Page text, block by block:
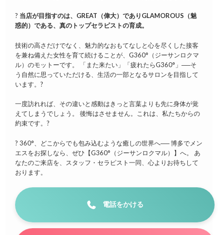
? 当店が目指すのは、GREAT（偉大）でありGLAMOROUS（魅
惑的）である、真のトップセラピストの育成。
技術の高さだけでなく、魅力的なおもてなしと心を尽くした接客
を兼ね備えた女性を育て続けることが、G360°（ジーサンロクマ
ル）のモットーです。 「また来たい」「疲れたらG360°」──そ
う自然に思っていただける、生活の一部となるサロンを目指して
います。?
一度訪れれば、その違いと感動はきっと言葉よりも先に身体が覚
えてしまうでしょう。 後悔はさせません。これは、私たちからの
約束です。?
? 360°、どこからでも包み込むような癒しの世界へ── 博多でメン
エスをお探しなら、ぜひ【G360°（ジーサンロクマル）】へ。 あ
なたのご来店を、スタッフ・セラピスト一同、心よりお待ちして
おります。
電話をかける